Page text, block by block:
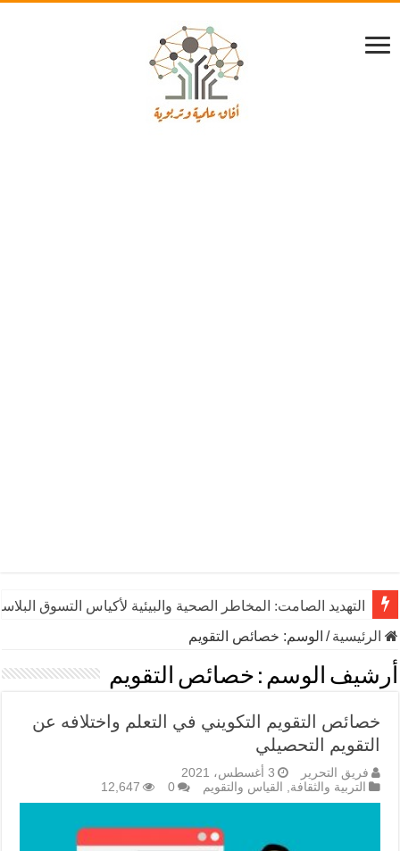
التهديد الصامت: المخاطر الصحية والبيئية لأكياس التسوق
الرئيسية/ الوسم: خصائص التقويم
أرشيف الوسم : خصائص التقويم
خصائص التقويم التكويني في التعلم واختلافه عن
التقويم التحصيلي
فريق التحرير
3 أغسطس، 2021
التربية والثقافة, القياس والتقويم 0
12,647